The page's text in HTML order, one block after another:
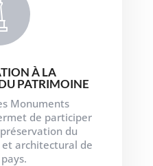
À LA
PATRIMOINE
Monuments
de participer
du
architectural de